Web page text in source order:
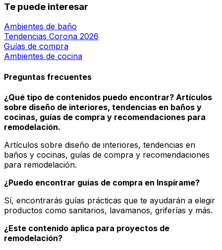
Te puede interesar
Ambientes de baño
Tendencias Corona 2026
Guías de compra
Ambientes de cocina
Preguntas frecuentes
¿Qué tipo de contenidos puedo encontrar? Artículos
sobre diseño de interiores, tendencias en baños y
cocinas, guías de compra y recomendaciones para
remodelación.
Artículos sobre diseño de interiores, tendencias en
baños y cocinas, guías de compra y recomendaciones
para remodelación.
¿Puedo encontrar guías de compra en Inspírame?
Sí, encontrarás guías prácticas que te ayudarán a elegir
productos como sanitarios, lavamanos, griferías y más.
¿Este contenido aplica para proyectos de
remodelación?